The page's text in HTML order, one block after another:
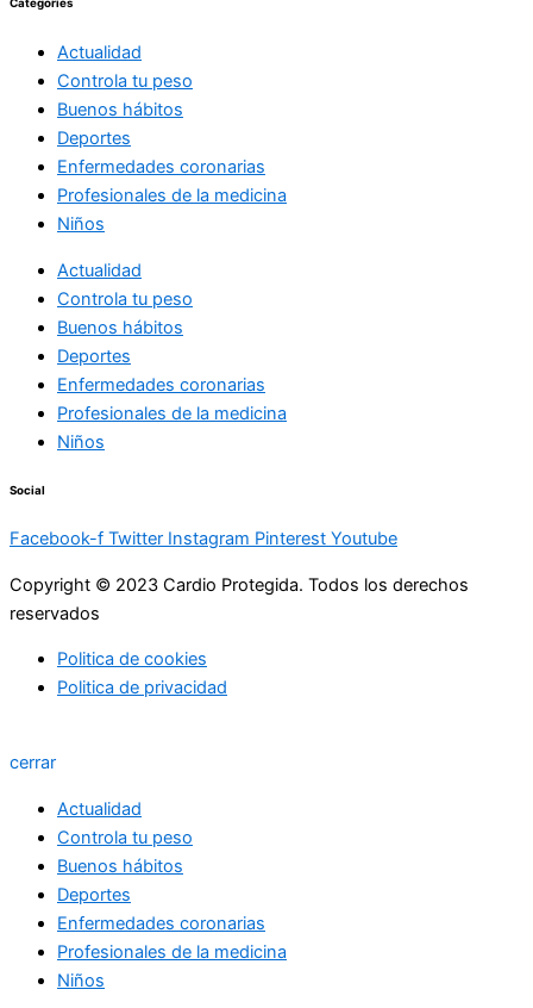
Categories
Actualidad
Controla tu peso
Buenos hábitos
Deportes
Enfermedades coronarias
Profesionales de la medicina
Niños
Actualidad
Controla tu peso
Buenos hábitos
Deportes
Enfermedades coronarias
Profesionales de la medicina
Niños
Social
Facebook-f Twitter Instagram Pinterest Youtube
Copyright © 2023 Cardio Protegida. Todos los derechos
reservados
Politica de cookies
Politica de privacidad
cerrar
Actualidad
Controla tu peso
Buenos hábitos
Deportes
Enfermedades coronarias
Profesionales de la medicina
Niños